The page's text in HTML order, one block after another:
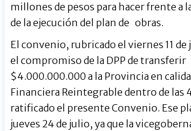
millones de pesos para hacer frente a
de la ejecución del plan de obras.
El convenio, rubricado el viernes 11
el compromiso de la DPP de transferir
$4.000.000.000 a la Provincia en
Financiera Reintegrable dentro de las
ratificado el presente Convenio. Ese
jueves 24 de julio, ya que la